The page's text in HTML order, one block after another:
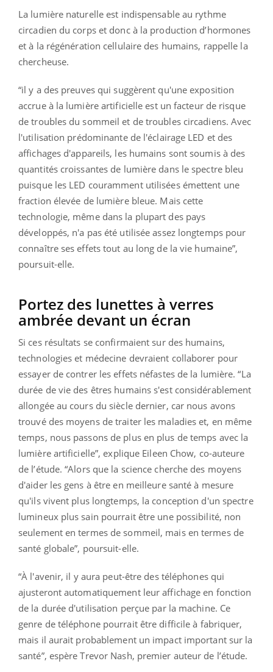
La lumière naturelle est indispensable au rythme
circadien du corps et donc à la production d’hormones
et à la régénération cellulaire des humains, rappelle la
chercheuse.
“il y a des preuves qui suggèrent qu'une exposition
accrue à la lumière artificielle est un facteur de risque
de troubles du sommeil et de troubles circadiens. Avec
l'utilisation prédominante de l'éclairage LED et des
affichages d'appareils, les humains sont soumis à des
quantités croissantes de lumière dans le spectre bleu
puisque les LED couramment utilisées émettent une
fraction élevée de lumière bleue. Mais cette
technologie, même dans la plupart des pays
développés, n'a pas été utilisée assez longtemps pour
connaître ses effets tout au long de la vie humaine”,
poursuit-elle.
Portez des lunettes à verres
ambrée devant un écran
Si ces résultats se confirmaient sur des humains,
technologies et médecine devraient collaborer pour
essayer de contrer les effets néfastes de la lumière. “La
durée de vie des êtres humains s'est considérablement
allongée au cours du siècle dernier, car nous avons
trouvé des moyens de traiter les maladies et, en même
temps, nous passons de plus en plus de temps avec la
lumière artificielle”, explique Eileen Chow, co-auteure
de l’étude. “Alors que la science cherche des moyens
d'aider les gens à être en meilleure santé à mesure
qu'ils vivent plus longtemps, la conception d'un spectre
lumineux plus sain pourrait être une possibilité, non
seulement en termes de sommeil, mais en termes de
santé globale”, poursuit-elle.
“À l'avenir, il y aura peut-être des téléphones qui
ajusteront automatiquement leur affichage en fonction
de la durée d'utilisation perçue par la machine. Ce
genre de téléphone pourrait être difficile à fabriquer,
mais il aurait probablement un impact important sur la
santé”, espère Trevor Nash, premier auteur de l’étude.